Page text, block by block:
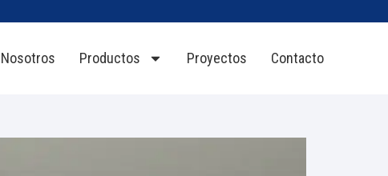
Nosotros Productos Proyectos Contacto